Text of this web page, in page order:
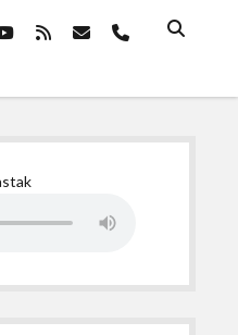
youtube
rss emailphone